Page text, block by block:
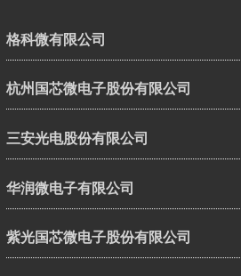
格科微有限公司
杭州国芯微电子股份有限公司
三安光电股份有限公司
华润微电子有限公司
紫光国芯微电子股份有限公司